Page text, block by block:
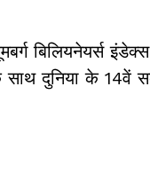
बिलियनेयर्स इंडेक्स
दुनिया के 14वें